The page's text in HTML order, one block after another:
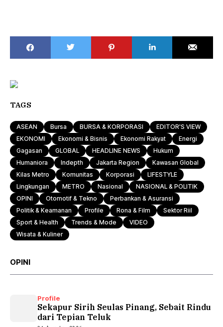
TAGS
ASEAN Bursa BURSA & KORPORASI
EDITOR'S VIEW
EKONOMI
Ekonomi & Bisnis Ekonomi Rakyat
Energi
Gagasan
GLOBAL HEADLINE NEWS
Hukum
Humaniora
Indepth Jakarta Region
Kawasan Global
Kilas Metro
Komunitas Korporasi
LIFESTYLE
Lingkungan
METRO Nasional
NASIONAL & POLITIK
OPINI
Otomotif & Tekno
Perbankan & Asuransi
Politik & Keamanan
Profile Rona & Film
Sektor Riil
Sport & Health
Trends & Mode
VIDEO
Wisata & Kuliner
OPINI
Profile
Sekapur Sirih Seulas Pinang, Sebait Rindu
dari Tepian Teluk